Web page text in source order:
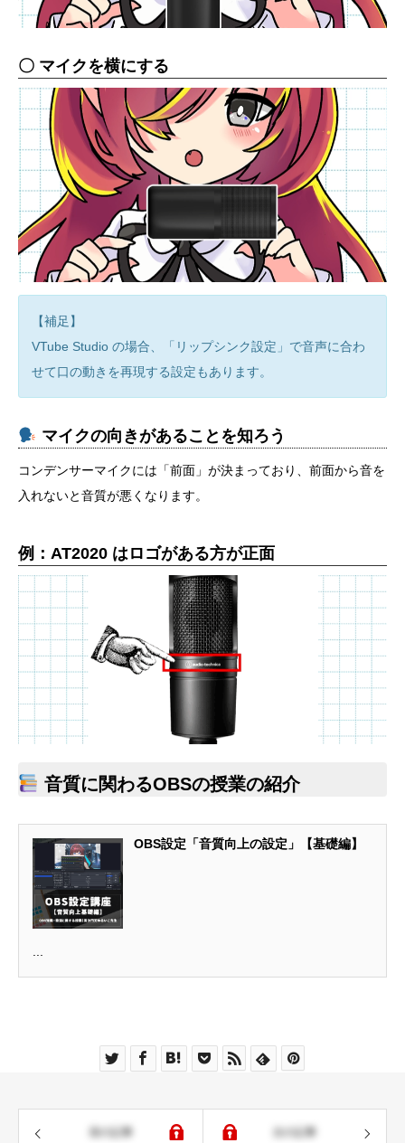
〇 マイクを横にする
【補足】
VTube Studio の場合、「リップシンク設定」で音声に合わ
せて口の動きを再現する設定もあります。
マイクの向きがあることを知ろう
コンデンサーマイクには「前面」が決まっており、前面から音を
入れないと音質が悪くなります。
例：AT2020 はロゴがある方が正面
音質に関わるOBSの授業の紹介
OBS設定「音質向上の設定」【基礎編】
前の記事 次の記事